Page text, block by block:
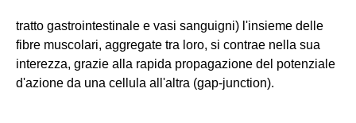
tratto gastrointestinale e vasi sanguigni) l'insieme delle
fibre muscolari, aggregate tra loro, si contrae nella sua
interezza, grazie alla rapida propagazione del potenziale
d'azione da una cellula all'altra (gap-junction).